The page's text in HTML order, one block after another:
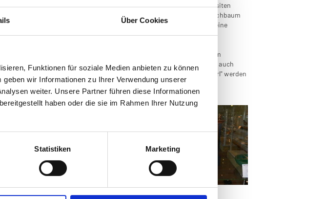
Über Cookies
Funktionen für soziale Medien anbieten zu können
wir Informationen zu Ihrer Verwendung unserer
weiter. Unsere Partner führen diese Informationen
haben oder die sie im Rahmen Ihrer Nutzung
Statistiken Marketing
historischen Pferdeeisenbahnhofes samt Museum und mit der exquisiten
Bei der Wiedererrichtung der Pferdeeisenbahn in Kerschbaum
Grundlagen geachtet und so ist die heutige Nostalgiefahrt eine
des Pferdebahnhofes ist heute das Pferdeeisenbahnmuseum
Räumlichkeiten der ersten Bahnhofsgaststätte am Kontinent dienen auch
In der urigen "Kutscher Stub'm" und im eleganten "Biedermeierstüberl" werden
Schmankerl serviert.